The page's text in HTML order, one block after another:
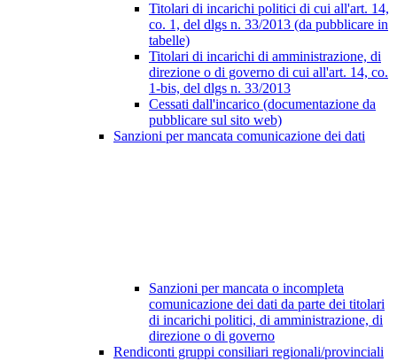
Titolari di incarichi politici di cui all'art. 14,
co. 1, del dlgs n. 33/2013 (da pubblicare in
tabelle)
Titolari di incarichi di amministrazione, di
direzione o di governo di cui all'art. 14, co.
1-bis, del dlgs n. 33/2013
Cessati dall'incarico (documentazione da
pubblicare sul sito web)
Sanzioni per mancata comunicazione dei dati
Sanzioni per mancata o incompleta
comunicazione dei dati da parte dei titolari
di incarichi politici, di amministrazione, di
direzione o di governo
Rendiconti gruppi consiliari regionali/provinciali